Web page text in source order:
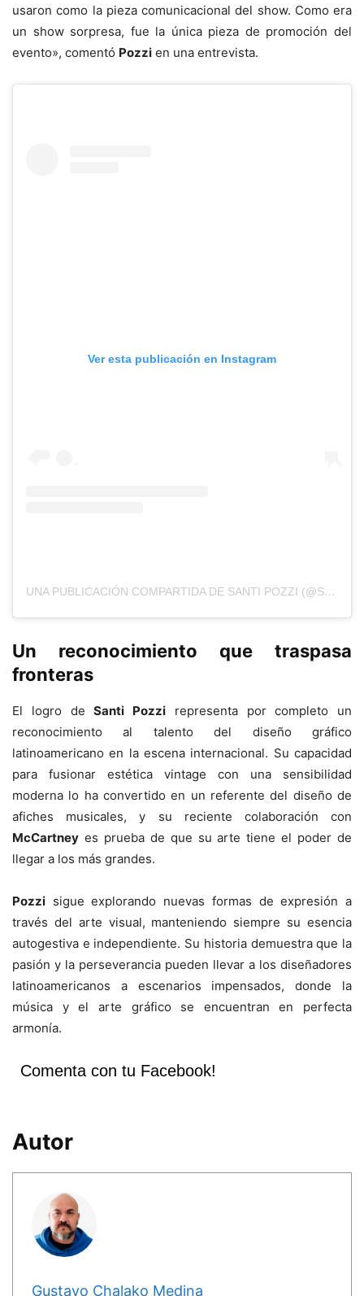
usaron como la pieza comunicacional del show. Como era
un show sorpresa, fue la única pieza de promoción del
evento», comentó Pozzi en una entrevista.
Ver esta publicación en Instagram
UNA PUBLICACIÓN COMPARTIDA DE SANTI POZZI (@SANTI.POZZI)
Un reconocimiento que traspasa
fronteras
El logro deSanti Pozzi representa por completo un
reconocimiento al talento del diseño gráfico
latinoamericano en la escena internacional. Su capacidad
para fusionar estética vintage con una sensibilidad
moderna lo ha convertido en un referente del diseño de
afiches musicales, y su reciente colaboración con
McCartney es prueba de que su arte tiene el poder de
llegar a los más grandes.
Pozzi sigue explorando nuevas formas de expresión a
través del arte visual, manteniendo siempre su esencia
autogestiva e independiente. Su historia demuestra que la
pasión y la perseverancia pueden llevar a los diseñadores
latinoamericanos a escenarios impensados, donde la
música y el arte gráfico se encuentran en perfecta
armonía.
Comenta con tu Facebook!
Autor
Gustavo Chalako Medina